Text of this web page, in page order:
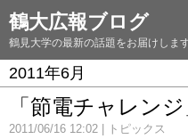
鶴大広報ブログ
鶴見大学の最新の話題をお届けしま
2011年6月
「節電チャレン
2011/06/16 12:02 トピックス